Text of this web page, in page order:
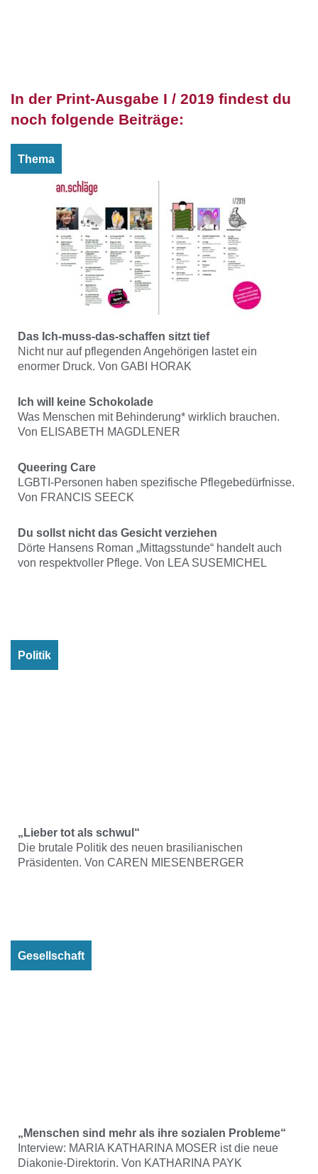
In der Print-Ausgabe I / 2019 findest du
noch folgende Beiträge:
Thema
Das Ich-muss-das-schaffen sitzt tief
Nicht nur auf pflegenden Angehörigen lastet ein
enormer Druck. Von GABI HORAK
Ich will keine Schokolade
Was Menschen mit Behinderung* wirklich brauchen.
Von ELISABETH MAGDLENER
Queering Care
LGBTI-Personen haben spezifische Pflegebedürfnisse.
Von FRANCIS SEECK
Du sollst nicht das Gesicht verziehen
Dörte Hansens Roman „Mittagsstunde“ handelt auch
von respektvoller Pflege. Von LEA SUSEMICHEL
Politik
„Lieber tot als schwul“
Die brutale Politik des neuen brasilianischen
Präsidenten. Von CAREN MIESENBERGER
Gesellschaft
„Menschen sind mehr als ihre sozialen Probleme“
Interview: MARIA KATHARINA MOSER ist die neue
Diakonie-Direktorin. Von KATHARINA PAYK